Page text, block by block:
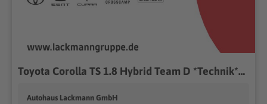
Toyota Corolla TS 1.8 Hybrid Team D *Technik*LED*EPH*
Autohaus Lackmann GmbH